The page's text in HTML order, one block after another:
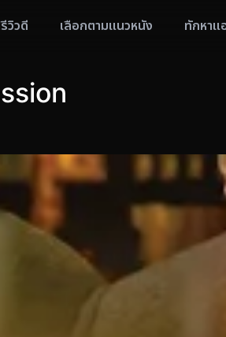
วิวดี เลือกตามแนวหนัง ทักหาแ